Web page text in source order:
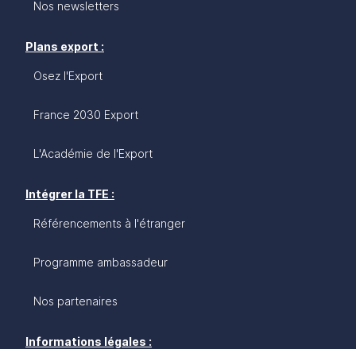
Nos newsletters
Plans export :
Osez l'Export
France 2030 Export
L'Académie de l'Export
Intégrer la TFE :
Référencements à l'étranger
Programme ambassadeur
Nos partenaires
Informations légales :